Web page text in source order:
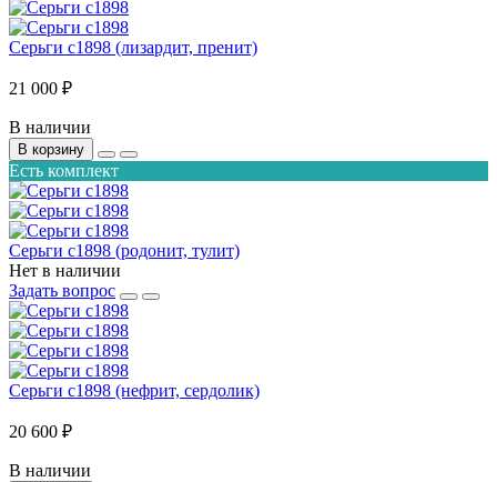
Серьги с1898 (лизардит, пренит)
21 000 ₽
В наличии
В корзину
Есть комплект
Серьги с1898 (родонит, тулит)
Нет в наличии
Задать вопрос
Серьги с1898 (нефрит, сердолик)
20 600 ₽
В наличии